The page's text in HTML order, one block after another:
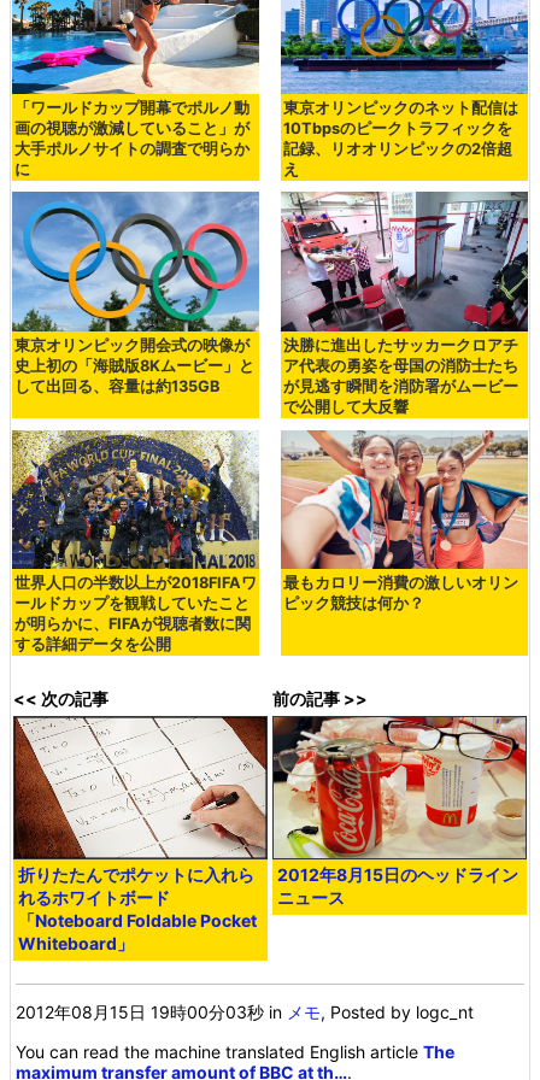
「ワールドカップ開幕でポルノ動
画の視聴が激減していること」が
大手ポルノサイトの調査で明らか
に
東京オリンピックのネット配信は
10Tbpsのピークトラフィックを
記録、リオオリンピックの2倍超
え
東京オリンピック開会式の映像が
史上初の「海賊版8Kムービー」と
して出回る、容量は約135GB
決勝に進出したサッカークロアチ
ア代表の勇姿を母国の消防士たち
が見逃す瞬間を消防署がムービー
で公開して大反響
世界人口の半数以上が2018FIFAワ
ールドカップを観戦していたこと
が明らかに、FIFAが視聴者数に関
する詳細データを公開
最もカロリー消費の激しいオリン
ピック競技は何か？
<< 次の記事
折りたたんでポケットに入れら
れるホワイトボード
「Noteboard Foldable Pocket
Whiteboard」
前の記事 >>
2012年8月15日のヘッドライン
ニュース
2012年08月15日 19時00分03秒 in メモ, Posted by logc_nt
You can read the machine translated English articleThe
maximum transfer amount of BBC at th….